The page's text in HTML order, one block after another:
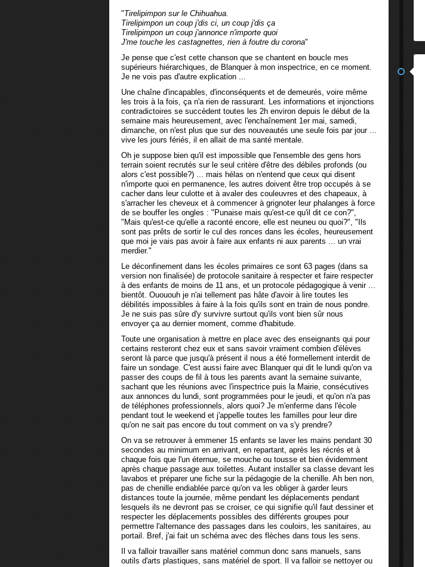
"Tirelipimpon sur le Chihuahua.
Tirelipimpon un coup j'dis ci, un coup j'dis ça
Tirelipimpon un coup j'annonce n'importe quoi
J'me touche les castagnettes, rien à foutre du corona"
Je pense que c'est cette chanson que se chantent en boucle mes
supérieurs hiérarchiques, de Blanquer à mon inspectrice, en ce moment.
Je ne vois pas d'autre explication ...
Une chaîne d'incapables, d'inconséquents et de demeurés, voire même
les trois à la fois, ça n'a rien de rassurant. Les informations et injonctions
contradictoires se succèdent toutes les 2h environ depuis le début de la
semaine mais heureusement, avec l'enchaînement 1er mai, samedi,
dimanche, on n'est plus que sur des nouveautés une seule fois par jour ...
vive les jours fériés, il en allait de ma santé mentale.
Oh je suppose bien qu'il est impossible que l'ensemble des gens hors
terrain soient recrutés sur le seul critère d'être des débiles profonds (ou
alors c'est possible?) ... mais hélas on n'entend que ceux qui disent
n'importe quoi en permanence, les autres doivent être trop occupés à se
cacher dans leur culotte et à avaler des couleuvres et des chapeaux, à
s'arracher les cheveux et à commencer à grignoter leur phalanges à force
de se bouffer les ongles : "Punaise mais qu'est-ce qu'il dit ce con?",
"Mais qu'est-ce qu'elle a raconté encore, elle est neuneu ou quoi?", "Ils
sont pas prêts de sortir le cul des ronces dans les écoles, heureusement
que moi je vais pas avoir à faire aux enfants ni aux parents ... un vrai
merdier."
Le déconfinement dans les écoles primaires ce sont 63 pages (dans sa
version non finalisée) de protocole sanitaire à respecter et faire respecter
à des enfants de moins de 11 ans, et un protocole pédagogique à venir ...
bientôt. Ouououh je n'ai tellement pas hâte d'avoir à lire toutes les
débilités impossibles à faire à la fois qu'ils sont en train de nous pondre.
Je ne suis pas sûre d'y survivre surtout qu'ils vont bien sûr nous
envoyer ça au dernier moment, comme d'habitude.
Toute une organisation à mettre en place avec des enseignants qui pour
certains resteront chez eux et sans savoir vraiment combien d'élèves
seront là parce que jusqu'à présent il nous a été formellement interdit de
faire un sondage. C'est aussi faire avec Blanquer qui dit le lundi qu'on va
passer des coups de fil à tous les parents avant la semaine suivante,
sachant que les réunions avec l'inspectrice puis la Mairie, consécutives
aux annonces du lundi, sont programmées pour le jeudi, et qu'on n'a pas
de téléphones professionnels, alors quoi? Je m'enferme dans l'école
pendant tout le weekend et j'appelle toutes les familles pour leur dire
qu'on ne sait pas encore du tout comment on va s'y prendre?
On va se retrouver à emmener 15 enfants se laver les mains pendant 30
secondes au minimum en arrivant, en repartant, après les récrés et à
chaque fois que l'un éternue, se mouche ou tousse et bien évidemment
après chaque passage aux toilettes. Autant installer sa classe devant les
lavabos et préparer une fiche sur la pédagogie de la chenille. Ah ben non,
pas de chenille endiablée parce qu'on va les obliger à garder leurs
distances toute la journée, même pendant les déplacements pendant
lesquels ils ne devront pas se croiser, ce qui signifie qu'il faut dessiner et
respecter les déplacements possibles des différents groupes pour
permettre l'alternance des passages dans les couloirs, les sanitaires, au
portail. Bref, j'ai fait un schéma avec des flèches dans tous les sens.
Il va falloir travailler sans matériel commun donc sans manuels, sans
outils d'arts plastiques, sans matériel de sport. Il va falloir se nettoyer ou